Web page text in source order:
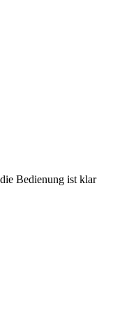
Bedienung ist klar